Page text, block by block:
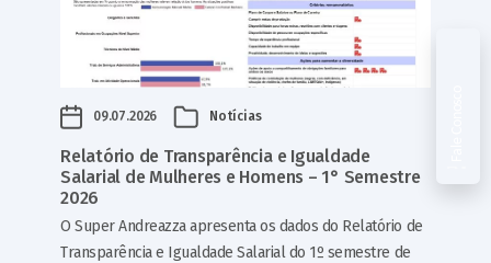
09.07.2026 Notícias
Relatório de Transparência e Igualdade
Salarial de Mulheres e Homens – 1° Semestre
2026
O Super Andreazza apresenta os dados do Relatório de
Transparência e Igualdade Salarial do 1º semestre de